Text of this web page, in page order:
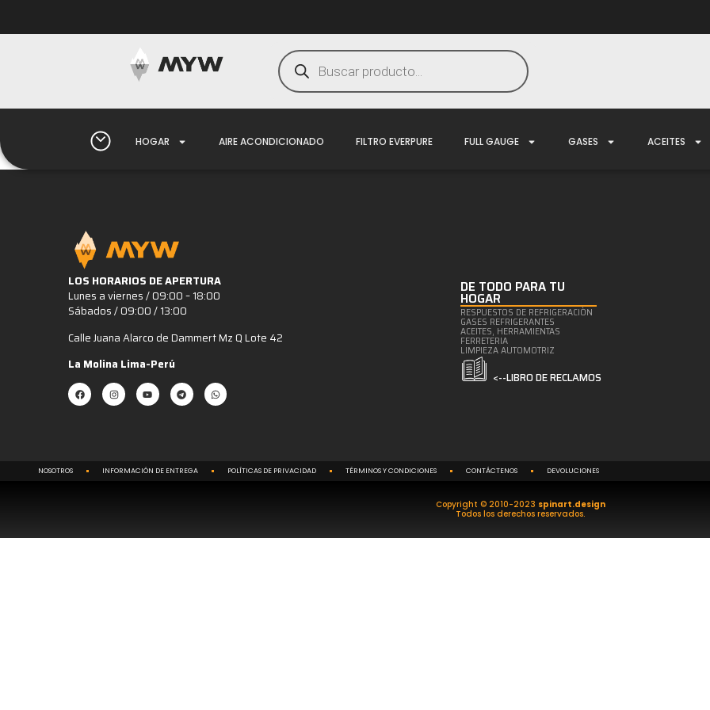
HOGAR AIRE ACONDICIONADO FILTRO EVERPURE FULL GAUGE GASES ACEITES
LOS HORARIOS DE APERTURA
Lunes a viernes / 09:00 – 18:00
Sábados / 09:00 / 13:00
Calle Juana Alarco de Dammert Mz Q Lote 42
La Molina Lima-Perú
DE TODO PARA TU
HOGAR
RESPUESTOS DE REFRIGERACIÒN
GASES REFRIGERANTES
ACEITES, HERRAMIENTAS
FERRETERIA
LIMPIEZA AUTOMOTRIZ
<--LIBRO DE RECLAMOS
NOSOTROS INFORMACIÓN DE ENTREGA POLÍTICAS DE PRIVACIDAD TÉRMINOS Y CONDICIONES CONTÁCTENOS DEVOLUCIONES
Copyright © 2010-2023 spinart.design
Todos los derechos reservados.